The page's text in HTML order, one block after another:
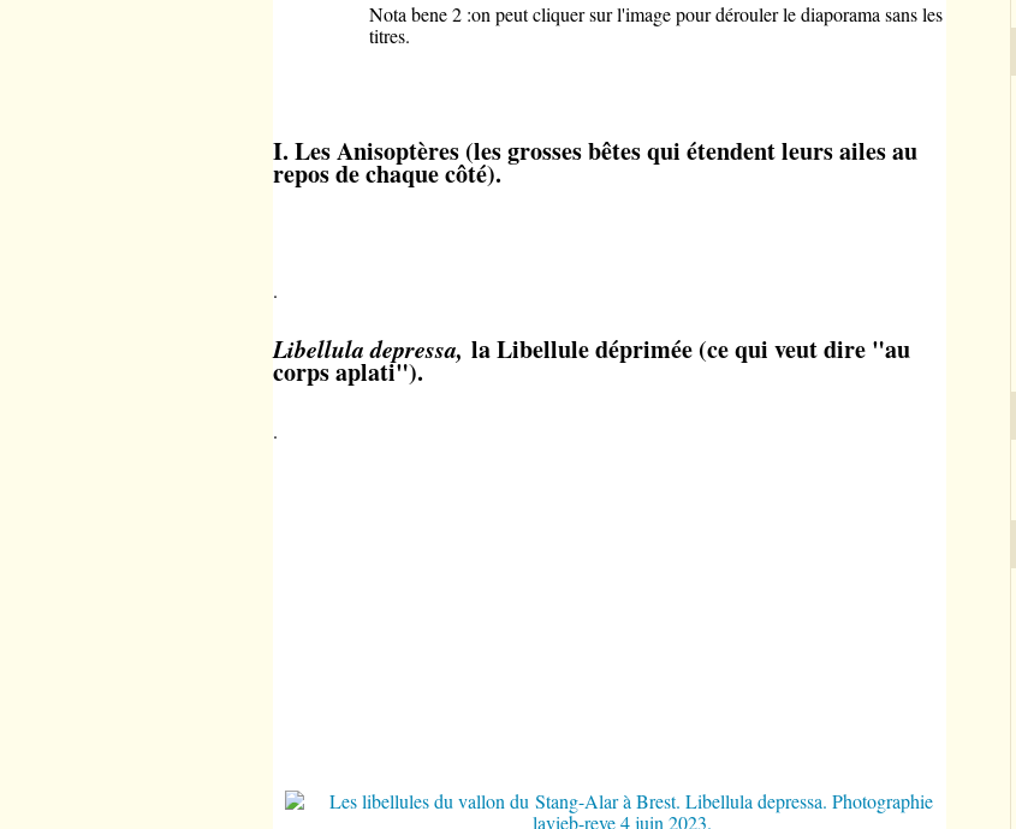
Nota bene 2 :on peut cliquer sur l'image pour dérouler le diaporama sans les
titres.
I. Les Anisoptères (les grosses bêtes qui étendent leurs ailes au
repos de chaque côté).
.
Libellula depressa, la Libellule déprimée (ce qui veut dire "au
corps aplati").
.